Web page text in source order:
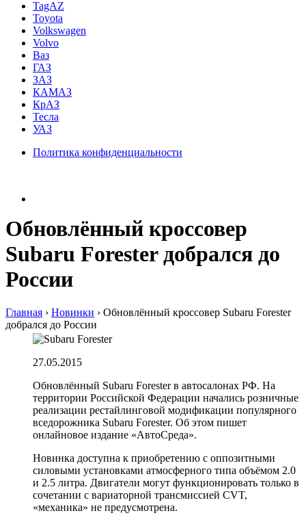
TagAZ
Toyota
Volkswagen
Volvo
Ваз
ГАЗ
ЗАЗ
КАМАЗ
КрАЗ
Тесла
УАЗ
Политика конфиденциальности
Обновлённый кроссовер
Subaru Forester добрался до
России
Главная › Hовинки › Обновлённый кроссовер Subaru Forester
добрался до России
27.05.2015
Обновлённый Subaru Forester в автосалонах РФ. На
территории Российской Федерации начались розничные
реализации рестайлинговой модификации популярного
вседорожника Subaru Forester. Об этом пишет
онлайновое издание «АвтоСреда».
Новинка доступна к приобретению с оппозитными
силовыми установками атмосферного типа объёмом 2.0
и 2.5 литра. Двигатели могут функционировать только в
сочетании с вариаторной трансмиссией CVT,
«механика» не предусмотрена.